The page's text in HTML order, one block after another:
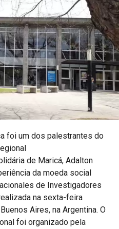
foi um dos palestrantes do
de Maricá, Adalton
da moeda social
de Investigadores
na sexta-feira
Aires, na Argentina. O
foi organizado pela